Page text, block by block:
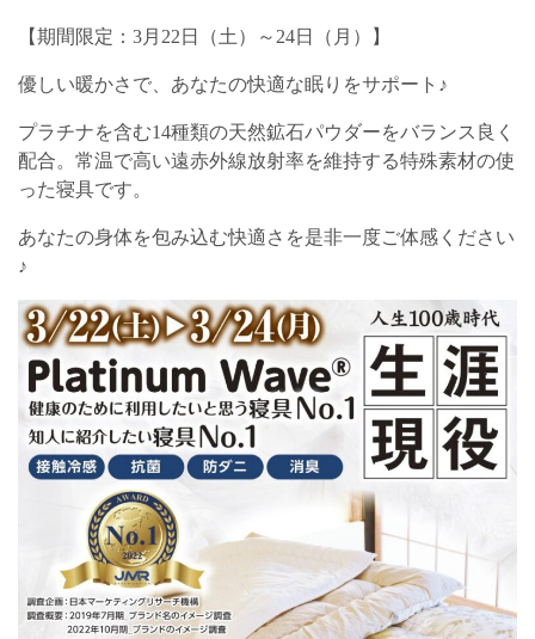
【期間限定：3月22日（土）～24日（月）】
優しい暖かさで、あなたの快適な眠りをサポート♪
プラチナを含む14種類の天然鉱石パウダーをバランス良く
配合。常温で高い遠赤外線放射率を維持する特殊素材の使
った寝具です。
あなたの身体を包み込む快適さを是非一度ご体感ください
♪